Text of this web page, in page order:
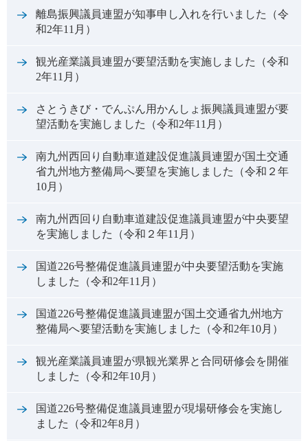
離島振興議員連盟が知事申し入れを行いました（令
和2年11月）
観光産業議員連盟が要望活動を実施しました（令和
2年11月）
さとうきび・でんぷん用かんしょ振興議員連盟が要
望活動を実施しました（令和2年11月）
南九州西回り自動車道建設促進議員連盟が国土交通
省九州地方整備局へ要望を実施しました（令和２年
10月）
南九州西回り自動車道建設促進議員連盟が中央要望
を実施しました（令和２年11月）
国道226号整備促進議員連盟が中央要望活動を実施
しました（令和2年11月）
国道226号整備促進議員連盟が国土交通省九州地方
整備局へ要望活動を実施しました（令和2年10月）
観光産業議員連盟が県観光業界と合同研修会を開催
しました（令和2年10月）
国道226号整備促進議員連盟が現場研修会を実施し
ました（令和2年8月）